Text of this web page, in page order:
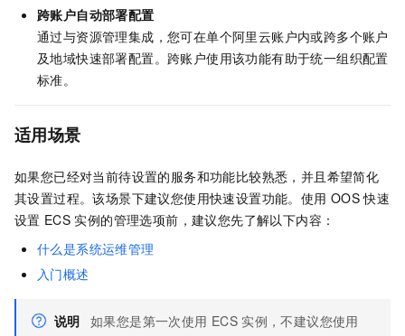
跨账户自动部署配置
通过与资源管理集成，您可在单个阿里云账户内或跨多个账户
及地域快速部署配置。跨账户使用该功能有助于统一组织配置
标准。
适用场景
如果您已经对当前待设置的服务和功能比较熟悉，并且希望简化
其设置过程。该场景下建议您使用快速设置功能。使用 OOS 快速
设置 ECS 实例的管理选项前，建议您先了解以下内容：
什么是系统运维管理
入门概述
说明 如果您是第一次使用 ECS 实例，不建议您使用